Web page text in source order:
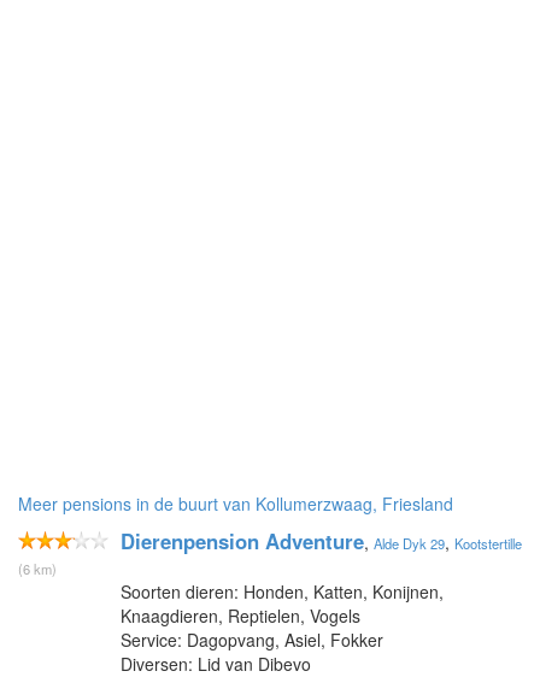
Meer pensions in de buurt van Kollumerzwaag, Friesland
Dierenpension Adventure, Alde Dyk 29, Kootstertille
(6 km)
Soorten dieren: Honden, Katten, Konijnen,
Knaagdieren, Reptielen, Vogels
Service: Dagopvang, Asiel, Fokker
Diversen: Lid van Dibevo